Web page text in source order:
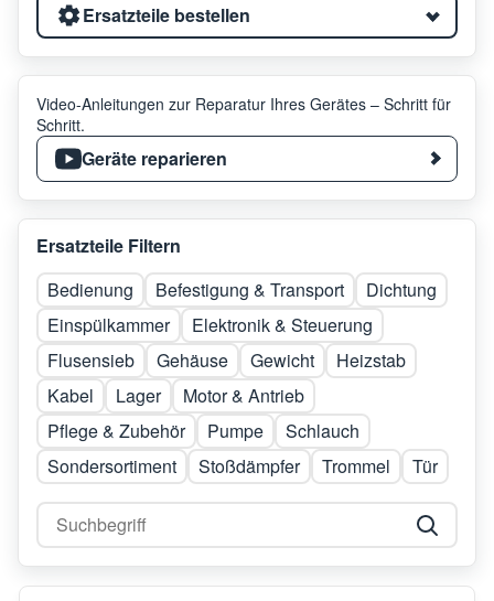
Ersatzteile bestellen
Video-Anleitungen zur Reparatur Ihres Gerätes – Schritt für
Schritt.
Geräte reparieren
Ersatzteile Filtern
Bedienung
Befestigung & Transport
Dichtung
Einspülkammer
Elektronik & Steuerung
Flusensieb
Gehäuse Gewicht
Heizstab
Kabel
Lager
Motor & Antrieb
Pflege & Zubehör
Pumpe
Schlauch
Sondersortiment
Stoßdämpfer Trommel Tür